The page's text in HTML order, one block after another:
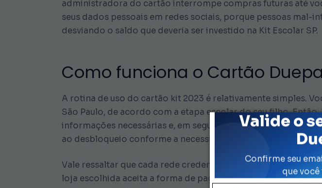
Valide o
Confirme seu
que
administradora do cartão interrompe compras futuras até
seus dados pessoais em redes sociais, porque pessoas mal-
desviando o saldo que deveria ser investido na Kit Escolar SP.
Como funciona o Cartão
A rotina de uso do cartão kit 2023 é relativamente simples.
São Paulo, de acordo com a etapa escolar do seu filho.
informações necessárias e, em seguida, começar a usar
ao desbloqueio conforme a necessidade, para garantir maior
Vale ressaltar que cada rede credenciada mantém regras
loja escolhida aceita a forma de pagamento do cartão do